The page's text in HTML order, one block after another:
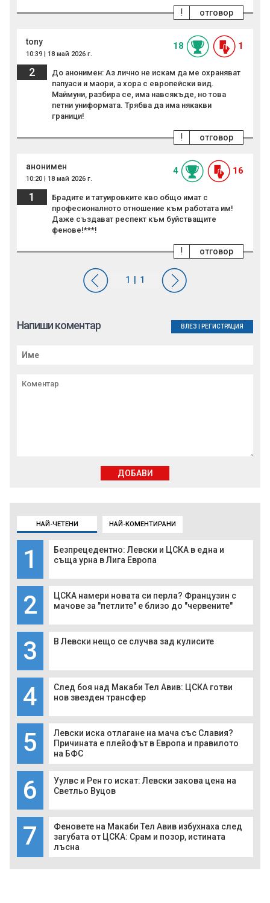
НАЙ-ЧЕТЕНИ НАЙ-КОМЕНТИРАНИ
1
Безпрецедентно: Левски и ЦСКА в една и
съща урна в Лига Европа
2
ЦСКА намери новата си перла? Французин с
мачове за "петлите" е близо до "червените"
3 В Левски нещо се случва зад кулисите
4
След боя над Макаби Тел Авив: ЦСКА готви
нов звезден трансфер
5
Левски иска отлагане на мача със Славия?
Причината е плейофът в Европа и правилото
на БФС
6
Уулвс и Рен го искат: Левски закова цена на
Светльо Вуцов
7
Феновете на Макаби Тел Авив избухнаха след
загубата от ЦСКА: Срам и позор, истината
лъсна
отговор
!
tony
10:39 | 18 май 2026 г.
18 1
2
До анонимен: Аз лично не искам да ме охраняват
папуаси и маори, а хора с европейски вид.
Маймуни, разбира се, има навсякъде, но това
петни униформата. Трябва да има някакви
граници!
отговор
!
анонимен
10:20 | 18 май 2026 г.
4 16
1
Брадите и татуировките кво общо имат с
професионалното отношение към работата им!
Даже създават респект към буйстващите
фенове!***!
отговор
!
Напиши коментар ВЛЕЗ РЕГИСТРАЦИЯ
ДОБАВИ